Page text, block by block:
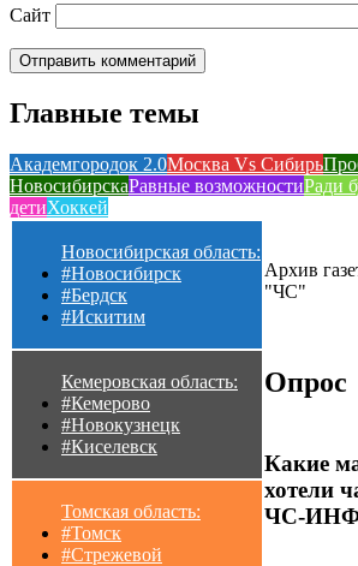
Сайт
Главные темы
Академгородок 2.0Москва Vs Сибирь
НовосибирскаРавные возможностиРади
детиХоккей
Новосибирская область:
#Новосибирск
#Бердск
#Искитим
Кемеровская область:
#Кемерово
#Новокузнецк
#Киселевск
Томская область:
#Томск
#Стрежевой
Архив
"ЧС"
Опрос
Какие
хотели
ЧС-